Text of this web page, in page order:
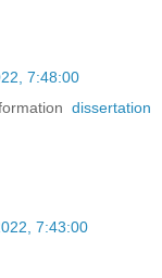
7:48:00
dissertation
7:43:00